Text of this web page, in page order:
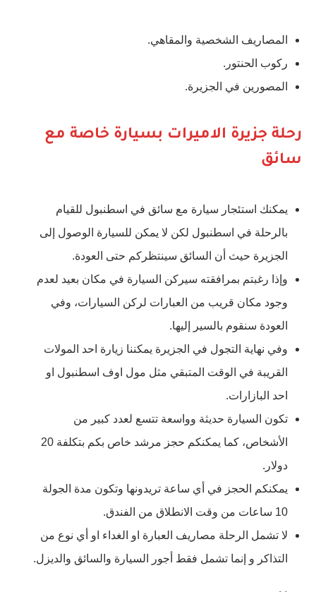
المصاريف الشخصية والمقاهي.
ركوب الحنتور.
المصورين في الجزيرة.
رحلة جزيرة الاميرات بسيارة خاصة مع
سائق
يمكنك استئجار سيارة مع سائق في اسطنبول للقيام
بالرحلة في اسطنبول لكن لا يمكن للسيارة الوصول إلى
الجزيرة حيث أن السائق سينتظركم حتى العودة.
وإذا رغبتم بمرافقته سيركن السيارة في مكان بعيد لعدم
وجود مكان قريب من العبارات لركن السيارات، وفي
العودة سنقوم بالسير إليها.
وفي نهاية التجول في الجزيرة يمكننا زيارة احد المولات
القريبة في الوقت المتبقي مثل مول اوف اسطنبول او
احد البازارات.
تكون السيارة حديثة وواسعة تتسع لعدد كبير من
الأشخاص، كما يمكنكم حجز مرشد خاص بكم بتكلفة 20
دولار.
يمكنكم الحجز في أي ساعة تريدونها وتكون مدة الجولة
10 ساعات من وقت الانطلاق من الفندق.
لا تشمل الرحلة مصاريف العبارة او الغداء او أي نوع من
التذاكر و إنما تشمل فقط أجور السيارة والسائق والديزل.